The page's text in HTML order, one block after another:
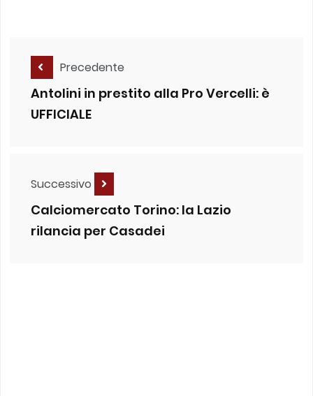
Precedente
Antolini in prestito alla Pro Vercelli: è
UFFICIALE
Successivo
Calciomercato Torino: la Lazio
rilancia per Casadei